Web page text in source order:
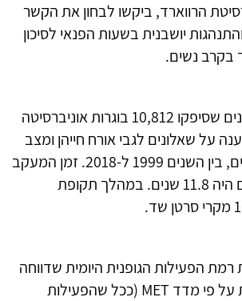
הרווארד, ביקשו לבחון את הקשר
יושבנית בשעות הפנאי לסיכון
בקרב נשים.
החוקרים אספו נתונים שסיפקו 10,812 בוגרות אוניברסיטה
42-26, במענה על שאלונים לגבי אורח חייהן ומצב
בריאותן בכל שנתיים, בין השנים 1999 ל-2018. זמן המעקב
החציוני אחר הנשים היה 11.8 שנים. במהלך תקופת
הפעילות הגופנית היומית שדווחה
על ידי המשתתפות על פי מדד MET (ככל שהפעילות